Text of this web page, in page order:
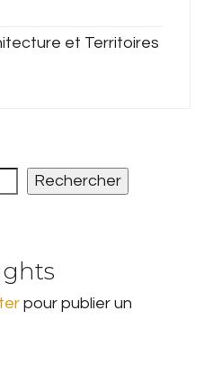
et Territoires
Rechercher
pour publier un